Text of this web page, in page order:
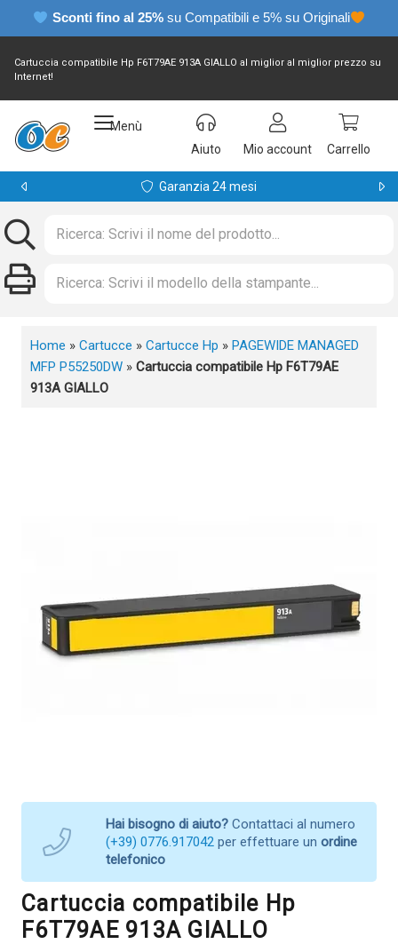
Sconti fino al 25% su Compatibili e 5% su Originali
Cartuccia compatibile Hp F6T79AE 913A GIALLO al miglior al miglior prezzo su
Internet!
Menù
Aiuto
Mio account Carrello
Garanzia 24 mesi
Home » Cartucce » Cartucce Hp » PAGEWIDE MANAGED
MFP P55250DW » Cartuccia compatibile Hp F6T79AE
913A GIALLO
Hai bisogno di aiuto? Contattaci al numero
(+39) 0776.917042 per effettuare un ordine
telefonico
Cartuccia compatibile Hp
F6T79AE 913A GIALLO